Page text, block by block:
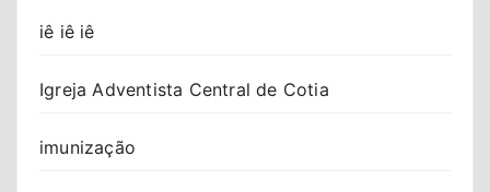
iê iê iê
Igreja Adventista Central de Cotia
imunização